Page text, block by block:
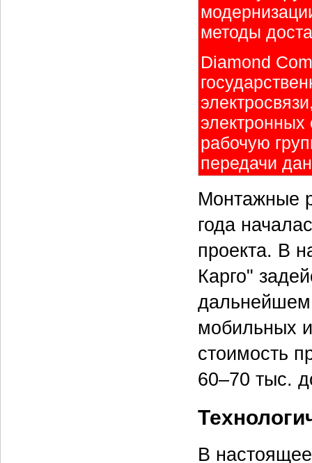
методы
Diamond
рабочую
передачи
Монтажные
года
проекта. В
Карго"
дальнейшем
мобильных
стоимость
60–70 тыс.
В